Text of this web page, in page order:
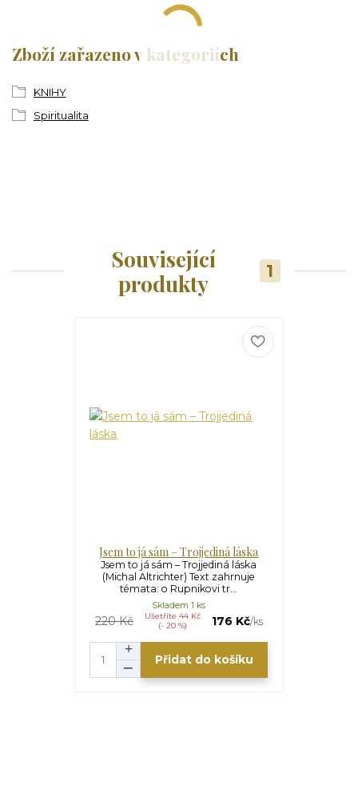
Zboží zařazeno v kategoriích
KNIHY
Spiritualita
Související
produkty
1
Jsem to já sám – Trojjediná láska
Jsem to já sám – Trojjediná láska
(Michal Altrichter) Text zahrnuje
témata: o Rupnikovi tr...
220 Kč
Ušetříte 44 Kč
(- 20 %)
176 Kč/ks
Skladem 1 ks
Přidat do košíku